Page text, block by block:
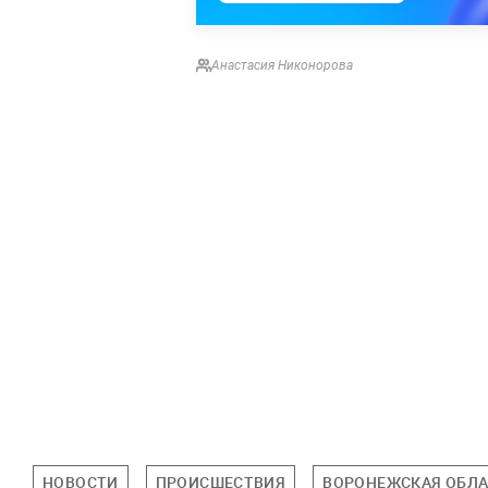
Анастасия Никонорова
НОВОСТИ ПРОИСШЕСТВИЯ ВОРОНЕЖСКАЯ